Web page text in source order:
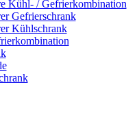
Kühl- / Gefrierkombination
Gefrierschrank
Kühlschrank